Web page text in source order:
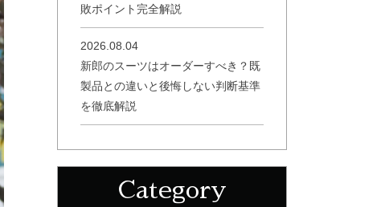
敗ポイント完全解説
2026.08.04
新郎のスーツはオーダーすべき？既
製品との違いと後悔しない判断基準
を徹底解説
Category